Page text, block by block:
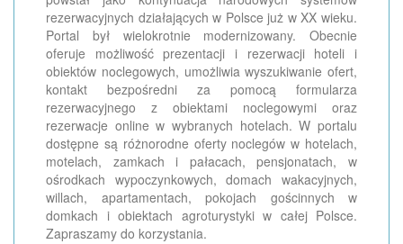
rezerwacyjnych działających w Polsce już w XX wieku.
Portal był wielokrotnie modernizowany. Obecnie
oferuje możliwość prezentacji i rezerwacji hoteli i
obiektów noclegowych, umożliwia wyszukiwanie ofert,
kontakt bezpośredni za pomocą formularza
rezerwacyjnego z obiektami noclegowymi oraz
rezerwacje online w wybranych hotelach. W portalu
dostępne są różnorodne oferty noclegów w hotelach,
motelach, zamkach i pałacach, pensjonatach, w
ośrodkach wypoczynkowych, domach wakacyjnych,
willach, apartamentach, pokojach gościnnych w
domkach i obiektach agroturystyki w całej Polsce.
Zapraszamy do korzystania.